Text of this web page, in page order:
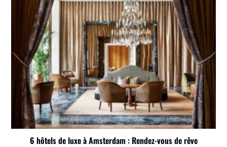
6 hôtels de luxe à Amsterdam : Rendez-vous de rêve